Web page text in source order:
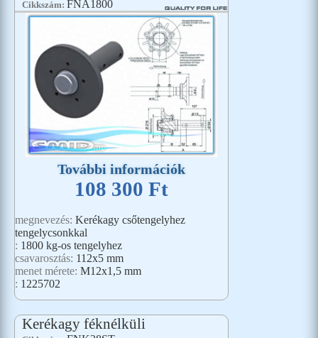
Cikkszám: FNA1800
További információk
108 300 Ft
megnevezés: Kerékagy csőtengelyhez
tengelycsonkkal
: 1800 kg-os tengelyhez
csavarosztás: 112x5 mm
menet mérete: M12x1,5 mm
: 1225702
Kerékagy féknélküli